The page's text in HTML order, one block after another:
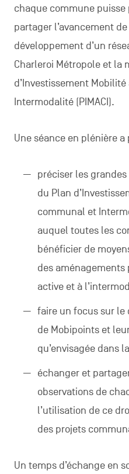
chaque commune puisse
partager l’avancement
développement d’un
Charleroi Métropole et la
d’Investissement
Intermodalité (PIMACI).
Une séance en plénière a
préciser les
du Plan
communal et
auquel toutes les
bénéficier de
des
active et à
faire un focus sur le
de Mobipoints et
qu’envisagée dans
échanger et
observations de
l’utilisation de ce
des projets
Un temps d’échange en